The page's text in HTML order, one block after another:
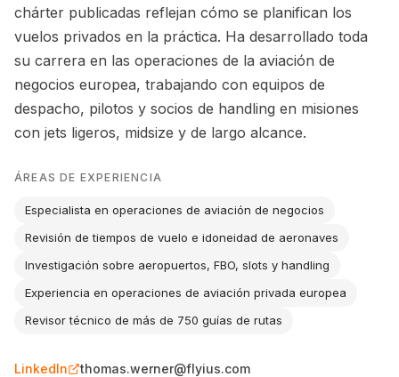
chárter publicadas reflejan cómo se planifican los
vuelos privados en la práctica. Ha desarrollado toda
su carrera en las operaciones de la aviación de
negocios europea, trabajando con equipos de
despacho, pilotos y socios de handling en misiones
con jets ligeros, midsize y de largo alcance.
ÁREAS DE EXPERIENCIA
Especialista en operaciones de aviación de negocios
Revisión de tiempos de vuelo e idoneidad de aeronaves
Investigación sobre aeropuertos, FBO, slots y handling
Experiencia en operaciones de aviación privada europea
Revisor técnico de más de 750 guías de rutas
LinkedIn thomas.werner@flyius.com